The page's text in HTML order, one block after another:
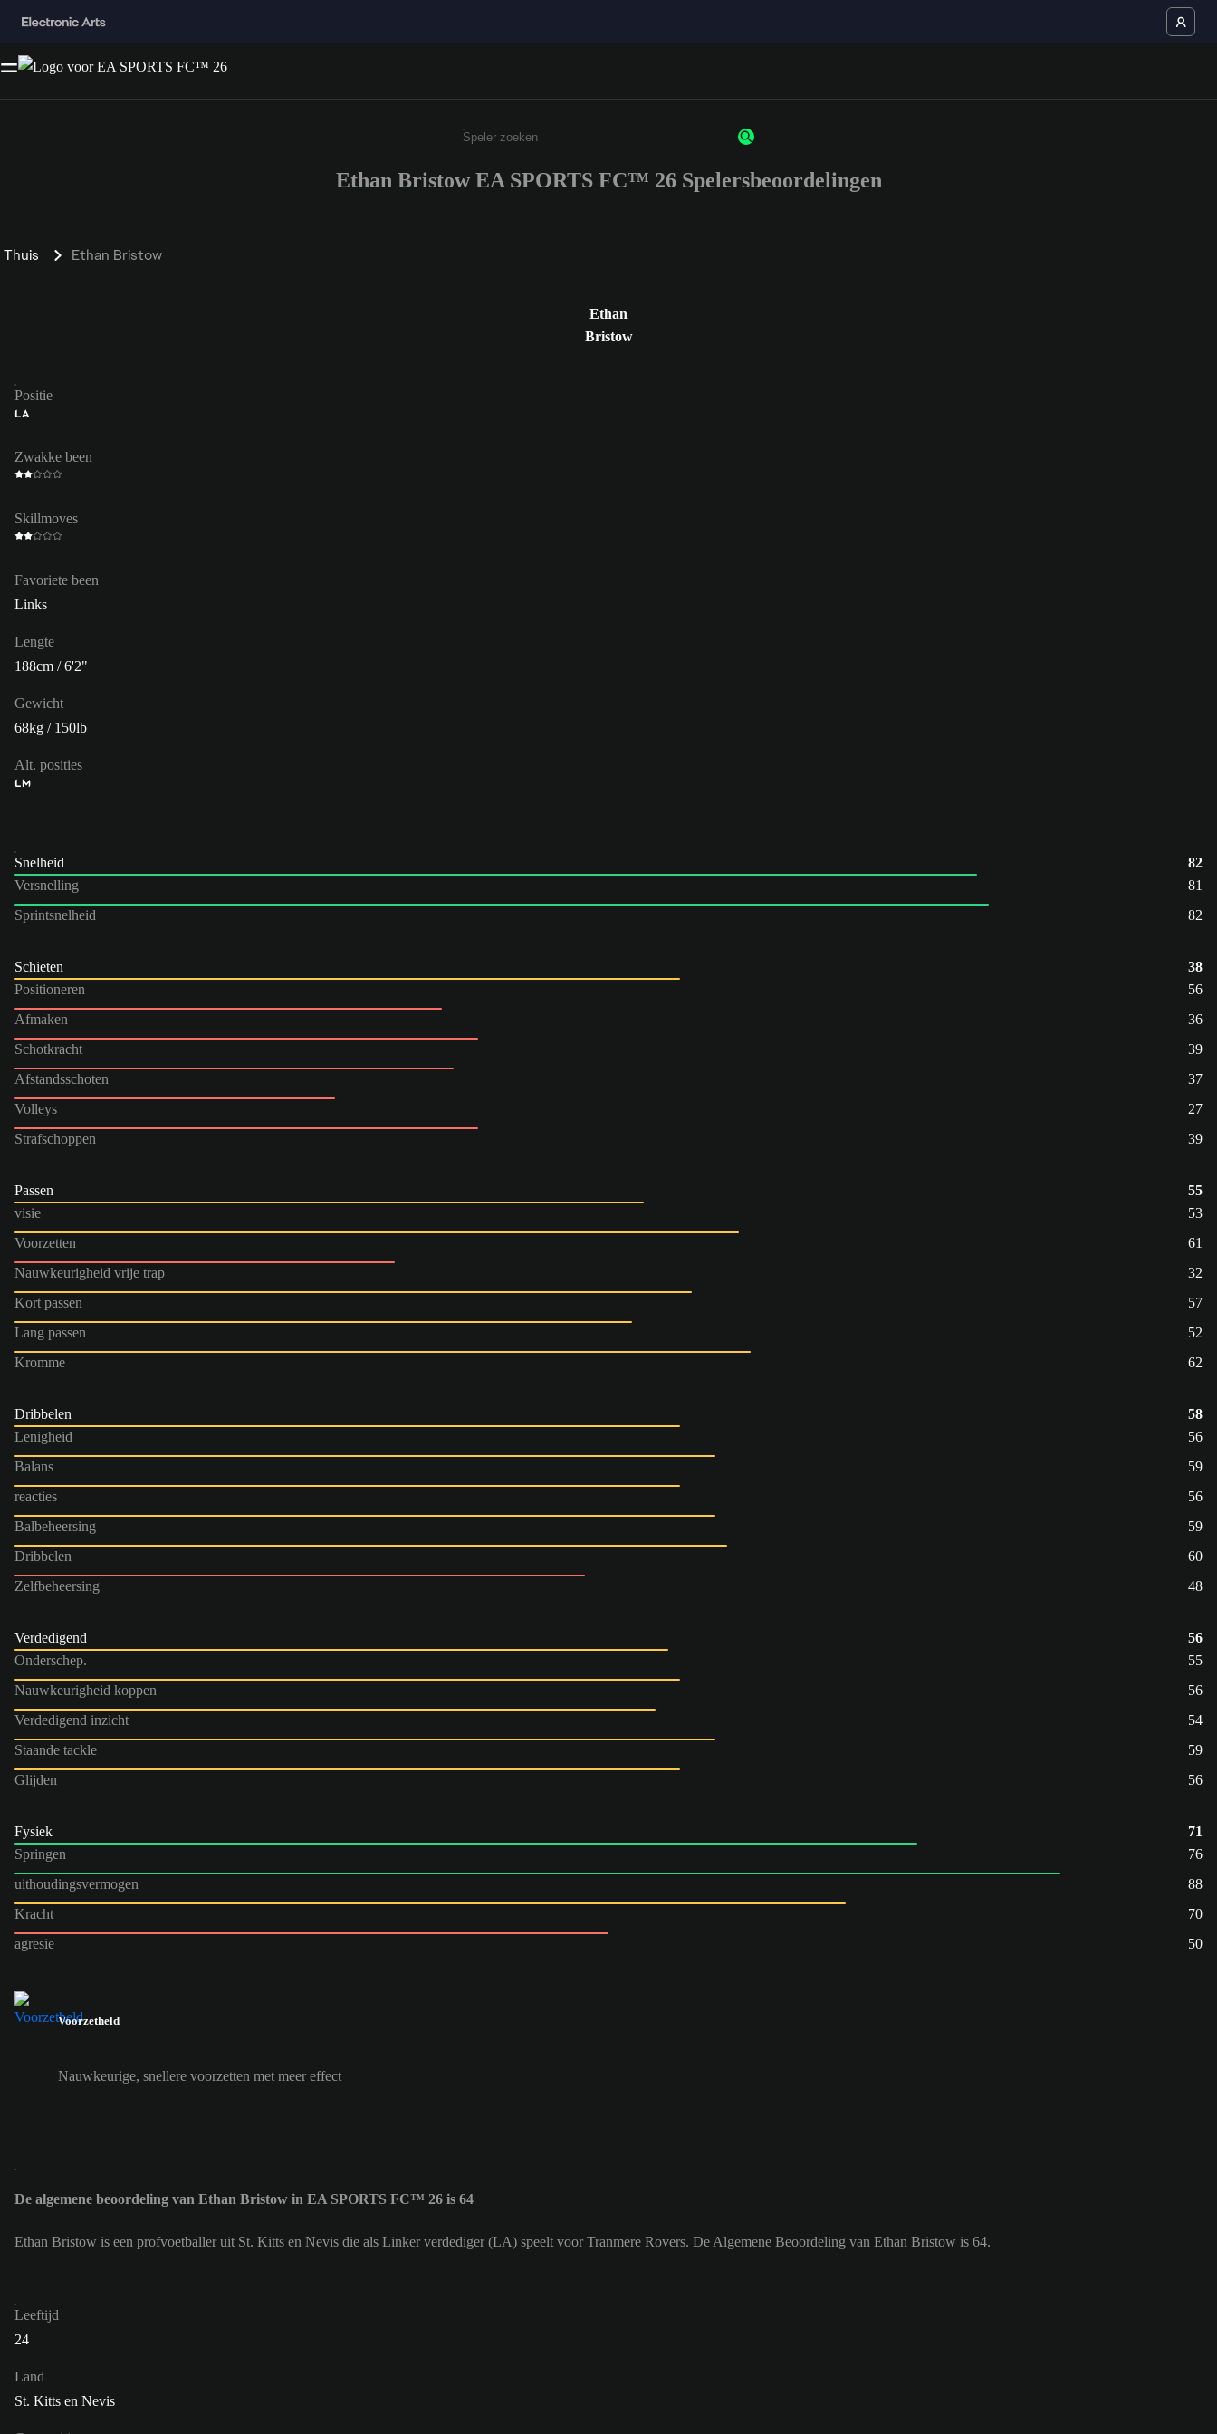
Enter a minimum of 3 characters or numbers
Ethan Bristow EA SPORTS FC™ 26 Spelersbeoordelingen
Thuis Ethan Bristow
Ethan
Bristow
Positie
LA
Zwakke been
Skillmoves
Favoriete been
Links
Lengte
188cm / 6'2"
Gewicht
68kg / 150lb
Alt. posities
LM
Snelheid
82
Versnelling
81
Sprintsnelheid
82
Schieten
38
Positioneren
56
Afmaken
36
Schotkracht
39
Afstandsschoten
37
Volleys
27
Strafschoppen
39
Passen
55
visie
53
Voorzetten
61
Nauwkeurigheid vrije trap
32
Kort passen
57
Lang passen
52
Kromme
62
Dribbelen
58
Lenigheid
56
Balans
59
reacties
56
Balbeheersing
59
Dribbelen
60
Zelfbeheersing
48
Verdedigend
56
Onderschep.
55
Nauwkeurigheid koppen
56
Verdedigend inzicht
54
Staande tackle
59
Glijden
56
Fysiek
71
Springen
76
uithoudingsvermogen
88
Kracht
70
agresie
50
Voorzetheld
Nauwkeurige, snellere voorzetten met meer effect
De algemene beoordeling van Ethan Bristow in EA SPORTS FC™ 26 is 64
Ethan Bristow is een profvoetballer uit St. Kitts en Nevis die als Linker verdediger (LA) speelt voor Tranmere Rovers. De Algemene Beoordeling van Ethan Bristow is 64.
Leeftijd
24
Land
St. Kitts en Nevis